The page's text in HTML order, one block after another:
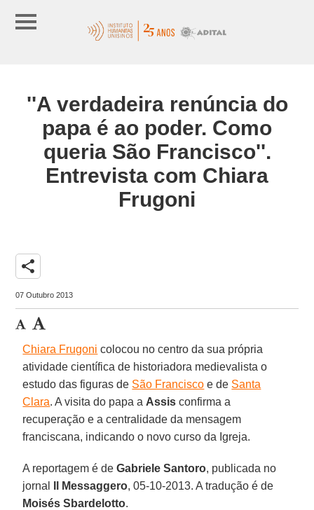
''A verdadeira renúncia do
papa é ao poder. Como
queria São Francisco''.
Entrevista com Chiara
Frugoni
share
07 Outubro 2013
Chiara Frugoni colocou no centro da sua própria
atividade científica de historiadora medievalista o
estudo das figuras de São Francisco e de Santa
Clara. A visita do papa a Assis confirma a
recuperação e a centralidade da mensagem
franciscana, indicando o novo curso da Igreja.
A reportagem é deGabriele Santoro, publicada no
jornal
Il Messaggero, 05-10-2013. A tradução é de
Moisés Sbardelotto.